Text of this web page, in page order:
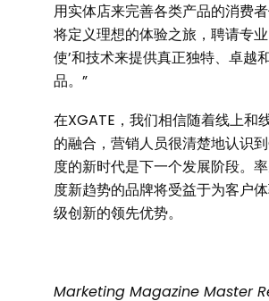
用实体店来完善各类产品的消费
将定义理想的体验之旅，聘请专业
使’和技术来提供真正独特、卓越
品。”
在XGATE，我们相信随着线上和
的融合，营销人员很清楚地认识
度的新时代是下一个发展阶段。
度新趋势的品牌将受益于为客户
级创新的领先优势。
Marketing Magazine Master